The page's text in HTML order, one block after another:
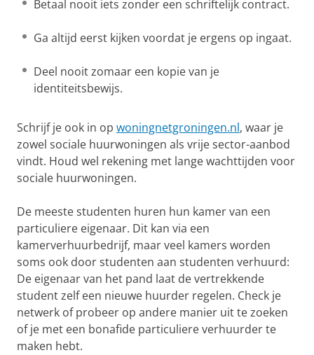
Betaal nooit iets zonder een schriftelijk contract.
Ga altijd eerst kijken voordat je ergens op ingaat.
Deel nooit zomaar een kopie van je
identiteitsbewijs.
Schrijf je ook in op woningnetgroningen.nl, waar je
zowel sociale huurwoningen als vrije sector-aanbod
vindt. Houd wel rekening met lange wachttijden voor
sociale huurwoningen.
De meeste studenten huren hun kamer van een
particuliere eigenaar. Dit kan via een
kamerverhuurbedrijf, maar veel kamers worden
soms ook door studenten aan studenten verhuurd:
De eigenaar van het pand laat de vertrekkende
student zelf een nieuwe huurder regelen. Check je
netwerk of probeer op andere manier uit te zoeken
of je met een bonafide particuliere verhuurder te
maken hebt.